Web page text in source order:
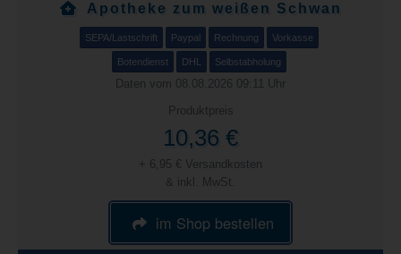
Apotheke zum weißen Schwan
SEPA/Lastschrift Paypal Rechnung Vorkasse
Botendienst DHL Selbstabholung
Daten vom 08.08.2026 09:11 Uhr
Produktpreis
10,36 €
+ 6,95 € Versandkosten
& inkl. MwSt.
im Shop bestellen